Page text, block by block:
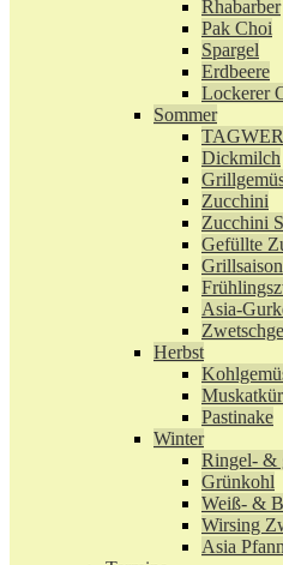
Rhabarber
Pak Choi
Spargel
Erdbeere
Lockerer
Sommer
Dickmilch
Zucchini
Zucchini
Gefüllte
Grillsaison
Asia-
Herbst
Pastinake
Winter
Ringel- &
Grünkohl
Weiß- &
Wirsing
Asia